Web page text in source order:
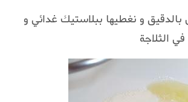
و نغطيها ببلاستيك غدائي و
في الثلاجة